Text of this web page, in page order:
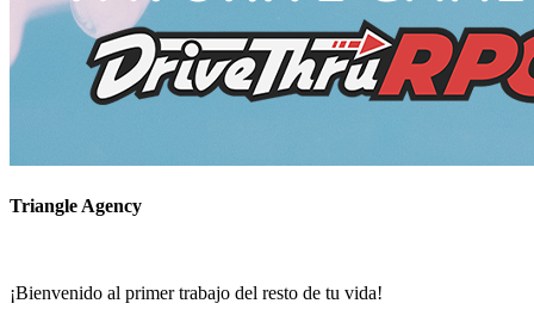
Triangle Agency
¡Bienvenido al primer trabajo del resto de tu vida!